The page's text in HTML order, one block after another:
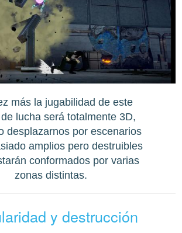
más la jugabilidad de este
lucha será totalmente 3D,
desplazarnos por escenarios
amplios pero destruibles
conformados por varias
zonas distintas.
y destrucción